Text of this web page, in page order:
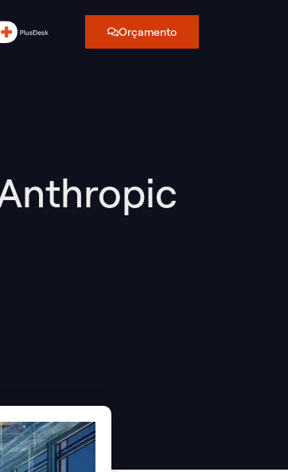
Orçamento